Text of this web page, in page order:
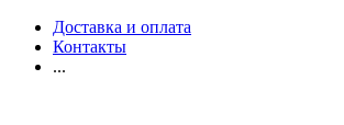
Доставка и оплата
Контакты
...